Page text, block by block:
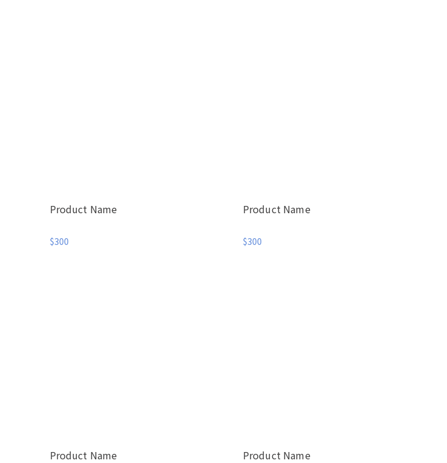
Product Name
$300
Product Name
$300
Product Name Product Name